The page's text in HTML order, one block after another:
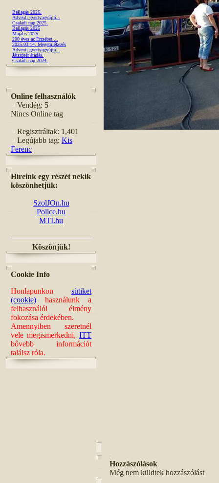
Ballagás 2026.
Adventi gyertyagyújtá...
Családi nap 2025.
Ballagás 2025
Majális 2025
200 éves az Erzsébet ...
2025.03.14. Megemlékezés
Adventi gyertyagyújtá...
Játszótér átadás.
Családi nap 2024.
Online felhasználók
Vendég: 5
Nincs Online tag
Regisztráltak: 1,401
Legújabb tag: Kis
Ferenc
Híreink egy részét nekik
köszönhetjük:
SzolJOn.hu
Police.hu
MTI.hu
Köszönjük!
Cookie Info
Honlapunkon sütiket
(cookie) használunk a
felhasználói élmény
fokozása érdekében.
Amennyiben szeretnél
vele megismerkedni, ITT
bővebb információt
találsz róla.
Hozzászólások
Még nem küldtek hozzászólást